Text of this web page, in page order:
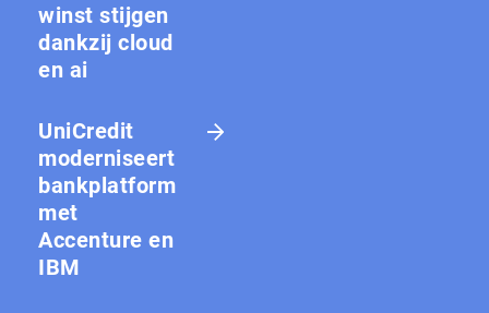
winst stijgen
dankzij cloud
en ai
UniCredit
moderniseert
bankplatform
met
Accenture en
IBM